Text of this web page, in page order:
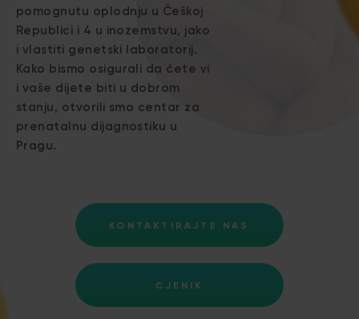
pomognutu oplodnju u Češkoj
Republici i 4 u inozemstvu, jako
i vlastiti genetski laboratorij.
Kako bismo osigurali da ćete vi
i vaše dijete biti u dobrom
stanju, otvorili smo centar za
prenatalnu dijagnostiku u
Pragu.
KONTAKTIRAJTE NAS
CJENIK